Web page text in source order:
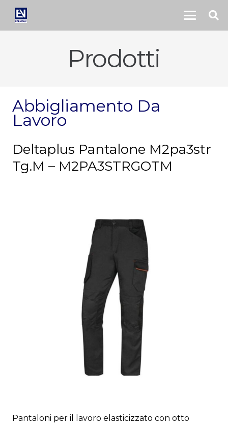
Prodotti
Abbigliamento Da
Lavoro
Deltaplus Pantalone M2pa3str
Tg.M – M2PA3STRGOTM
Pantaloni per il lavoro elasticizzato con otto